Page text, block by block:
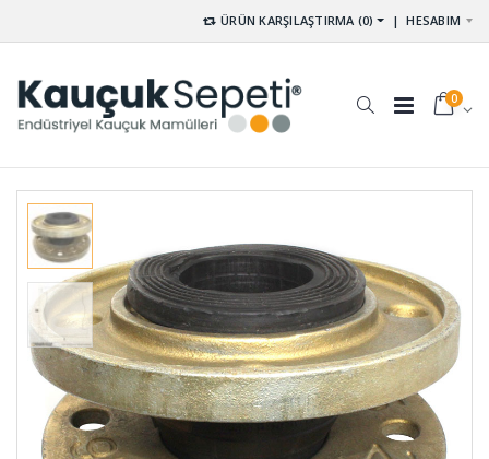
ÜRÜN KARŞILAŞTIRMA (0) |HESABIM
0